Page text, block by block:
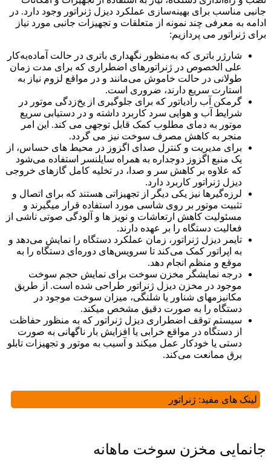
جانبی مناسب برای بهینه‌سازی عملکرد دیزل ژنراتور وجود دارد. در
ادامه به معرفی چند نمونه از متعلقات و تجهیزات جانبی مورد نیاز
برای ژنراتور می پردازیم:
شارژر باتری که به‌منظور نگهداری باتری در حالت آماده‌به‌کار
علی الخصوص در ژنراتورهای اضطراری که برای مدت زمان
طولانی در حالت خاموش می‌مانند و در مواقع لزوم نیاز به
استارت سریع دارند، ضروری است.
گرمکن آب رادیاتور که برای جلوگیری از یخ‌زدگی موتور در
شرایط آب و هوایی سرد کاربرد داشته و در دستیابی سریع
موتور به دمای مطلوب کمک قابل توجهی می کند. این امر
منجر به کاهش مصرف سوخت نیز می ­گردد.
برای مدیریت و کنترل صدای اگزوز در محیط ­های حساس، از
یک منبع اگزوز دوجداره به همراه سایلنسر استفاده می‌شود
که علاوه بر کاهش سر و صدا، در تخلیه کامل گازهای خروجی
دیزل ژنراتور کاربرد دارد.
لرزه‌گیرها نیز یکی دیگر از تجهیزاتی هستند که برای اتصال و
تثبیت موتور بر روی شاسی مورد استفاده قرار میگیرند و
مسئولیت کاهش ارتعاشات و نویز ها و آلودگی صوتی ناشی از
فعالیت دستگاه را بر عهده دارند.
تایمر دیزل ژنراتور، زمان عملکرد دستگاه را نمایش می‌دهد و
به اپراتور کمک می‌کند تا سرویس‌های دوره‌ای دستگاه را به
موقع و منظم انجام دهد.
درجه نمایشگر مخزن سوخت برای نمایش حجم سوخت
موجود در مخزن دیزل ژنراتور طراحی شده است. از طریق
مکانیزم­های شناور یا شلنگی، میزان سوخت موجود در
دستگاه را به صورت دقیق مشخص می­کند.
سیستم توقف اضطراری دیزل ژنراتور که به منظور حفاظت
از دستگاه در مواقع خرابی یا افزایش بار ناگهانی به صورت
دستی یا خودکار عمل می­کند و آسیب به موتور و تجهیزات تابلو
برق ممانعت می‌کند.
لینک های مفید: ژنراتور
جانمایی مخزن سوخت ماهانه